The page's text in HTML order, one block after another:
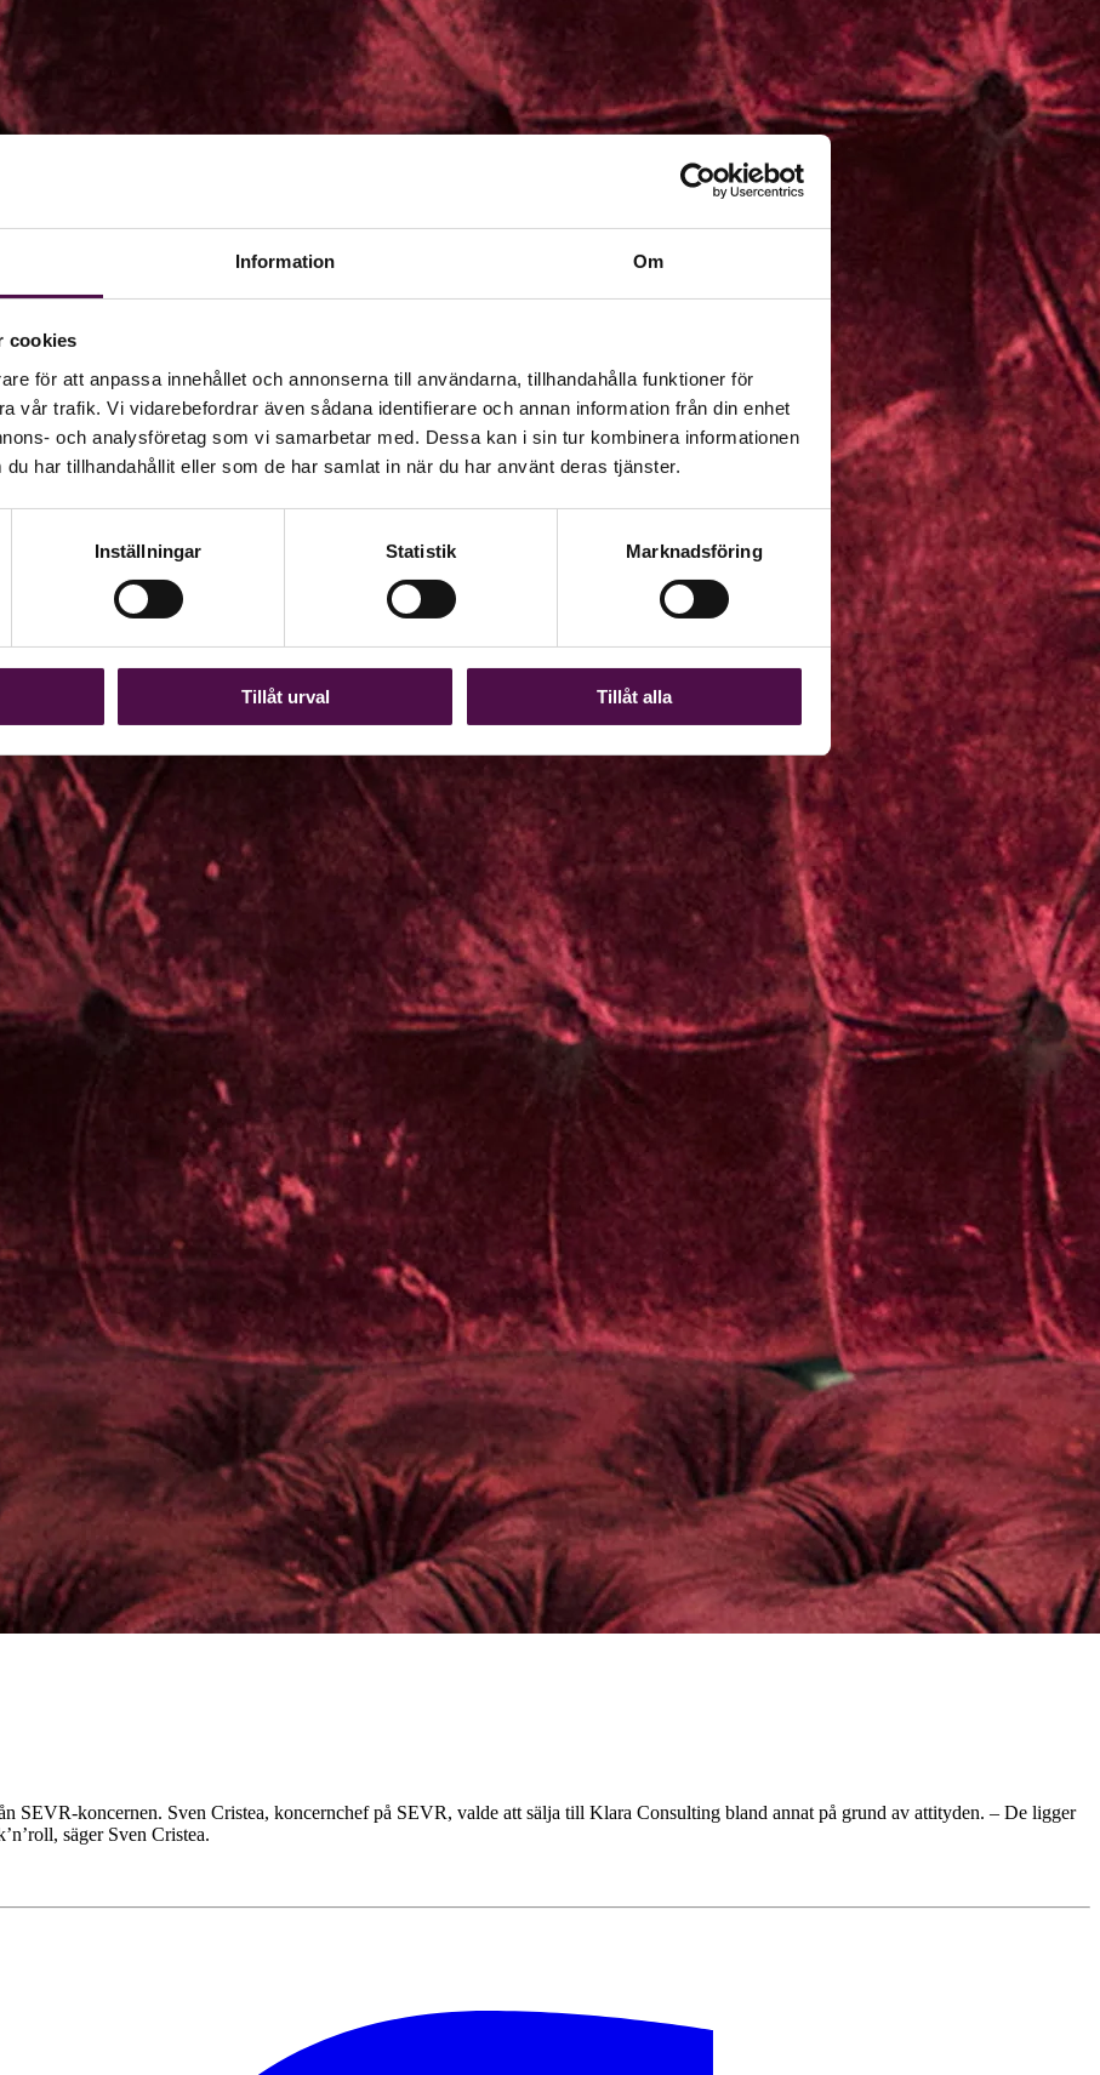
Information Om
cookies
för att anpassa innehållet och annonserna till användarna, tillhandahålla funktioner för
vår trafik. Vi vidarebefordrar även sådana identifierare och annan information från din enhet
och analysföretag som vi samarbetar med. Dessa kan i sin tur kombinera informationen
har tillhandahållit eller som de har samlat in när du har använt deras tjänster.
Inställningar Statistik Marknadsföring
Tillåt urval Tillåt alla
Sven Cristea, koncernchef på SEVR, valde att sälja till Klara Consulting bland annat på grund av attityden. – De ligger
säger Sven Cristea.